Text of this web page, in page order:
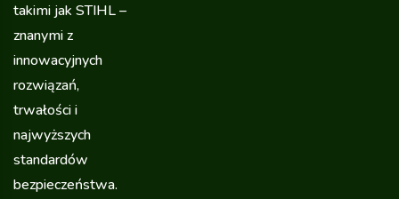
takimi jak STIHL –
znanymi z
innowacyjnych
rozwiązań,
trwałości i
najwyższych
standardów
bezpieczeństwa.